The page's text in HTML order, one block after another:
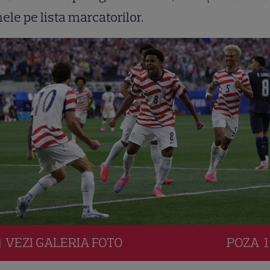
pe lista marcatorilor.
VEZI GALERIAFOTO POZA